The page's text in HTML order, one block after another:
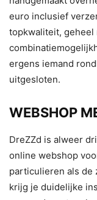
euro inclusief
topkwaliteit, geheel
ergens iemand
uitgesloten.
WEBSHOP
DreZZd is alweer
online webshop
particulieren als de
krijg je duidelijke